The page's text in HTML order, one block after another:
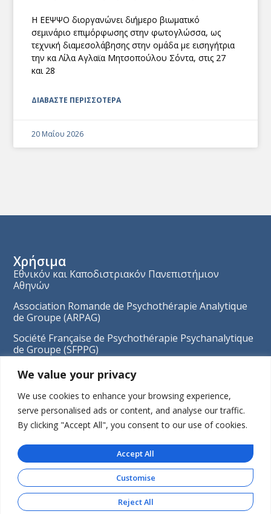
We value your privacy
We use cookies to enhance your browsing experience,
serve personalised ads or content, and analyse our traffic.
By clicking "Accept All", you consent to our use of cookies.
Customise
Reject All
Accept All
Η ΕΕΨΨΟ διοργανώνει διήμερο βιωματικό
σεμινάριο επιμόρφωσης στην φωτογλώσσα, ως
τεχνική διαμεσολάβησης στην ομάδα με εισηγήτρια
την κα Λίλα Αγλαϊα Μητσοπούλου Σόντα, στις 27
και 28
ΔΙΑΒΑΣΤΕ ΠΕΡΙΣΣΟΤΕΡΑ
20 Μαΐου 2026
Χρήσιμα
Εθνικόν και Καποδιστριακόν Πανεπιστήμιον
Αθηνών
Association Romande de Psychothérapie Analytique
de Groupe (ARPAG)
Société Française de Psychothérapie Psychanalytique
de Groupe (SFPPG)
European Federation for Psychoanalytic
Psychotherapy
Πληροφορίες
Τα Νέα μας
Πολιτική Απορρήτου
Cookies
Επικοινωνία
Επικοινωνία
Νυμφαίου 4, 11528 Αθήνα